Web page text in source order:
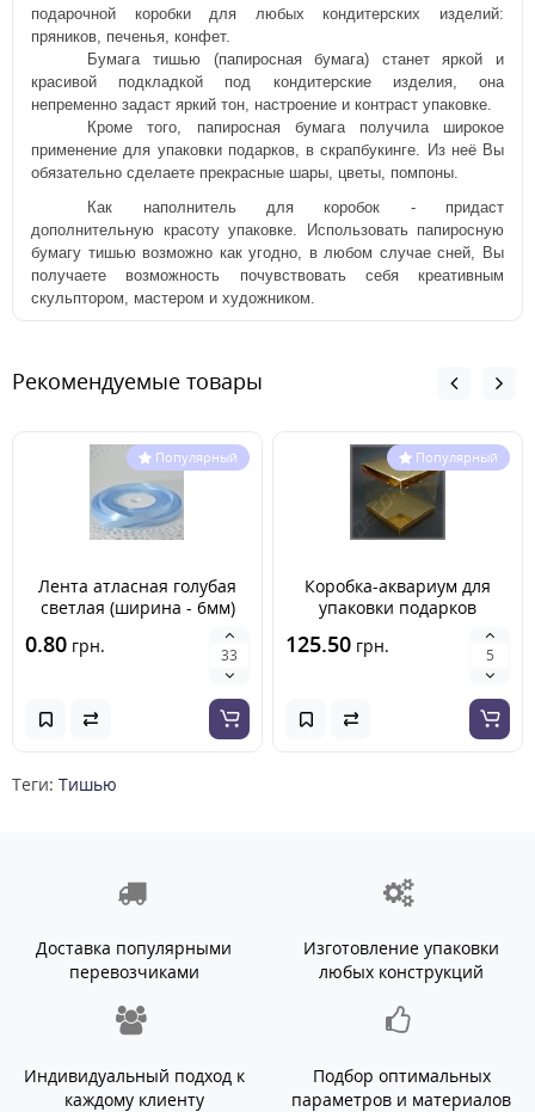
подарочной коробки для любых кондитерских изделий:
пряников, печенья, конфет.
Бумага тишью (папиросная бумага) станет яркой и
красивой подкладкой под кондитерские изделия, она
непременно задаст яркий тон, настроение и контраст упаковке.
Кроме того, папиросная бумага получила широкое
применение для упаковки подарков, в скрапбукинге. Из неё Вы
обязательно сделаете прекрасные шары, цветы, помпоны.
Как наполнитель для коробок - придаст
дополнительную красоту упаковке. Использовать папиросную
бумагу тишью возможно как угодно, в любом случае сней, Вы
получаете возможность почувствовать себя креативным
скульптором, мастером и художником.
Рекомендуемые товары
Популярный
Лента атласная голубая
светлая (ширина - 6мм)
0.80 грн.
Популярный
Коробка-аквариум для
упаковки подарков
200*200*200 мм картон
дизайнерский
125.50 грн.
Теги: Тишью
Доставка популярными
перевозчиками
Изготовление упаковки
любых конструкций
Индивидуальный подход к
каждому клиенту
Подбор оптимальных
параметров и материалов